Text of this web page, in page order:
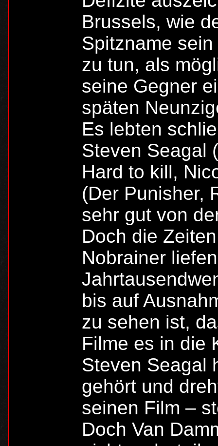
Brussels, wie
Spitzname
zu tun, als
seine Gegner
späten
Es lebten
Steven Seagal
Hard to kill,
(Der Punisher,
sehr gut von
Doch die
Nobrainer
bis auf
zu sehen ist,
Filme es in die
Steven Seagal
gehört und
seinen Film –
Doch Van